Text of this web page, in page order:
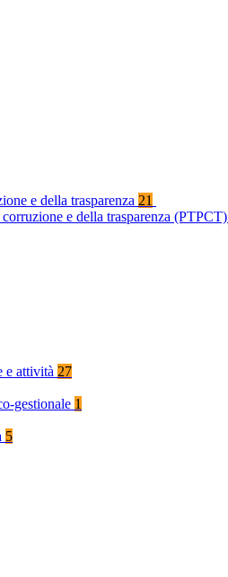
e della trasparenza 21
e della trasparenza (PTPCT)
e attività 27
gestionale 1
5